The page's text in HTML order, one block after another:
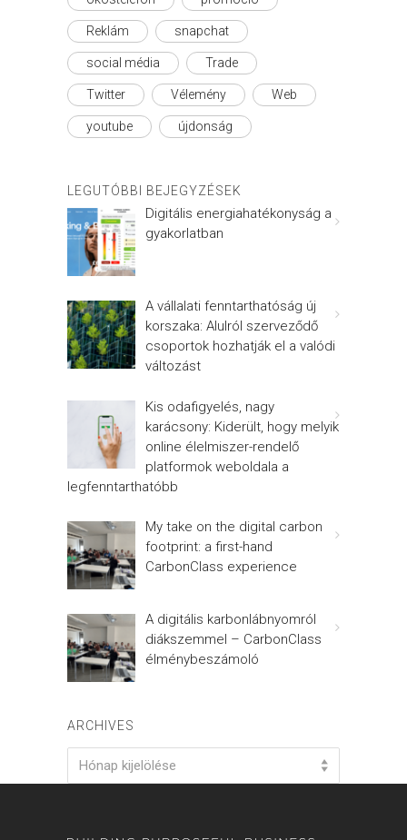
Reklám snapchat
social média Trade
Twitter Vélemény Web
youtube újdonság
LEGUTÓBBI BEJEGYZÉSEK
Digitális energiahatékonyság a
gyakorlatban
A vállalati fenntarthatóság új
korszaka: Alulról szerveződő
csoportok hozhatják el a valódi
változást
Kis odafigyelés, nagy
karácsony: Kiderült, hogy melyik
online élelmiszer-rendelő
platformok weboldala a
legfenntarthatóbb
My take on the digital carbon
footprint: a first-hand
CarbonClass experience
A digitális karbonlábnyomról
diákszemmel – CarbonClass
élménybeszámoló
ARCHIVES
Hónap kijelölése